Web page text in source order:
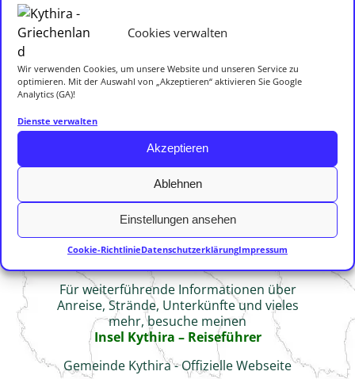
Cookies verwalten
Wir verwenden Cookies, um unsere Website und unseren Service zu
optimieren. Mit der Auswahl von „Akzeptieren“ aktivieren Sie Google
Analytics (GA)!
Dienste verwalten
Akzeptieren
Ablehnen
Einstellungen ansehen
Cookie-RichtlinieDatenschutzerklärungImpressum
Die Wassermühlen sind ein Rückblick auf das harte
Leben der Müller und ihren Familien, ein Rückblick in die
Die Wassermühlen von Mylopotamos Die
Wassermühlen von Mylopotamos sind ein bedeutendes,
jedoch oft unterschätztes Element der Geschichte von
Kythira. Obwohl sie nicht so bekannt sind wie die
Burgen und Kirchen der Insel, haben sie eine ebenso
wichtige Rolle im Überlebenskampf
Für weiterführende Informationen über
Anreise, Strände, Unterkünfte und vieles
mehr, besuche meinen
Insel Kythira – Reiseführer
Gemeinde Kythira - Offizielle Webseite